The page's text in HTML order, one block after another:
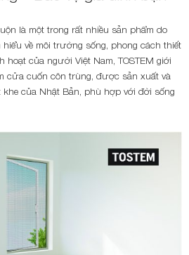
là một trong rất nhiều sản phẩm do
hiểu về môi trường sống, phong cách thiết
hoạt của người Việt Nam, TOSTEM giới
cửa cuốn côn trùng, được sản xuất và
của Nhật Bản, phù hợp với đời sống